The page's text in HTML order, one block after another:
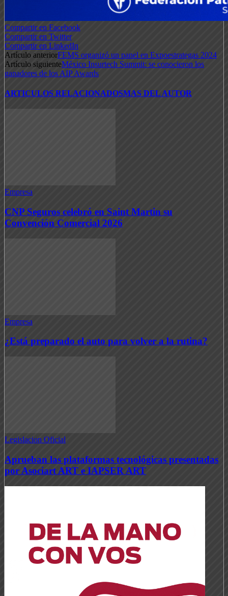
Compartir en Facebook
Compartir en Twitter
Compartir en LinkedIn
Artículo anteriorFEMS organizó un panel en Expoestrategas 2024
Artículo siguienteMéxico Insurtech Summit: se conocieron los
ganadores de los AIP Awards
ARTICULOS RELACIONADOSMAS DEL AUTOR
Empresa
CNP Seguros celebró en Saint Martin su
Convención Comercial 2026
Empresa
¿Está preparado el auto para volver a la rutina?
Legislacion Oficial
Aprueban las plataformas tecnológicas presentadas
por Asociart ART e IAPSER ART